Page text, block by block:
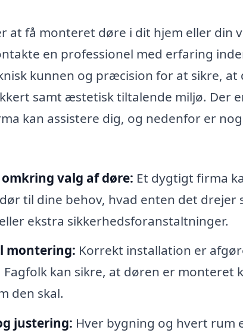
at få monteret døre i dit hjem eller din
en professionel med erfaring
kunnen og præcision for at sikre,
samt æstetisk tiltalende miljø. Der
kan assistere dig, og nedenfor er
valg af døre: Et dygtigt firma
til dine behov, hvad enten det drejer
ekstra sikkerhedsforanstaltninger.
montering: Korrekt installation er
kan sikre, at døren er monteret
den skal.
justering: Hver bygning og hvert rum